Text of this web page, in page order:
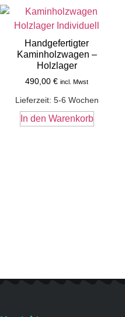
Handgefertigter
Kaminholzwagen –
Holzlager
490,00 € incl. Mwst
Lieferzeit: 5-6 Wochen
In den Warenkorb